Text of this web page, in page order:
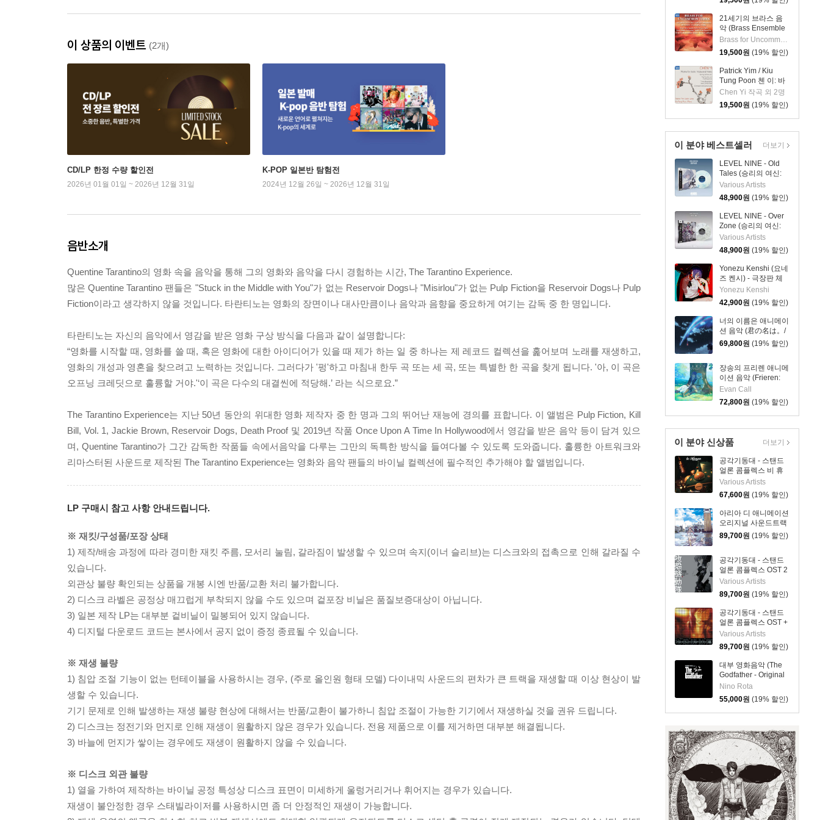
21세기의 브라스 음
악 (Brass Ensemble
Music - 21st Century)Brass for Uncommon Times 실내악
19,500원 (19% 할인)
Patrick Yim / Kiu
Tung Poon 첸 이: 바
이올린, 비올라, 피아
노 작품집 (Chen Yi:
Works For Violin,
Viola And Piano)
Chen Yi 작곡 외 2명
19,500원 (19% 할인)
이 분야 베스트셀러
LEVEL NINE - Old
Tales (승리의 여신:
니케 OST) [마블 컬러
LP]
Various Artists
48,900원 (19% 할인)
LEVEL NINE - Over
Zone (승리의 여신:
니케 OST) [마블 컬러
LP]
Various Artists
48,900원 (19% 할인)
Yonezu Kenshi (요네
즈 켄시) - 극장판 체
인소 맨: 레제편 주제
곡 IRIS OUT / JANE
DOE [LP]
Yonezu Kenshi
42,900원 (19% 할인)
너의 이름은 애니메이
션 음악 (君の名は。/
your name. OST by
69,800원 (19% 할인)
장송의 프리렌 애니메
이션 음악 (Frieren:
Beyond Journey's
End - Original
Soundtrack) [블루 &
그린 컬러 2LP]
Evan Call
72,800원 (19% 할인)
더보기
이 분야 신상품
공각기동대 - 스탠드
얼론 콤플렉스 비 휴
먼 애니메이션 음악
(Ghost In The Shell
STAND ALONE
COMPLEX be
Human) [2LP]
Various Artists
67,600원 (19% 할인)
아리아 디 애니메이션
오리지널 사운드트랙
(ARIA The
edition)[2LP]
89,700원 (19% 할인)
공각기동대 - 스탠드
얼론 콤플렉스 OST 2
애니메이션 음악
(Ghost In The Shell
STAND ALONE
COMPLEX O.S.T.2)
[2LP]
Various Artists
89,700원 (19% 할인)
공각기동대 - 스탠드
얼론 콤플렉스 OST +
애니메이션 음악
(Ghost In The Shell
STAND ALONE
COMPLEX O.S.T.＋)
[2LP]
Various Artists
89,700원 (19% 할인)
대부 영화음악 (The
Godfather - Original
Picture Soundtrack)
[LP]
Nino Rota
55,000원 (19% 할인)
더보기
이 상품의 이벤트 (2개)
CD/LP 한정 수량 할인전
2026년 01월 01일 ~ 2026년 12월 31일
K-POP 일본반 탐험전
2024년 12월 26일 ~ 2026년 12월 31일
음반소개
Quentine Tarantino의 영화 속을 음악을 통해 그의 영화와 음악을 다시 경험하는 시간, The Tarantino Experience.
많은 Quentine Tarantino 팬들은 "Stuck in the Middle with You"가 없는 Reservoir Dogs나 "Misirlou"가 없는 Pulp Fiction을 Reservoir Dogs나 Pulp
Fiction이라고 생각하지 않을 것입니다. 타란티노는 영화의 장면이나 대사만큼이나 음악과 음향을 중요하게 여기는 감독 중 한 명입니다.
타란티노는 자신의 음악에서 영감을 받은 영화 구상 방식을 다음과 같이 설명합니다:
“영화를 시작할 때, 영화를 쓸 때, 혹은 영화에 대한 아이디어가 있을 때 제가 하는 일 중 하나는 제 레코드 컬렉션을 훑어보며 노래를 재생하고,
영화의 개성과 영혼을 찾으려고 노력하는 것입니다. 그러다가 '펑'하고 마침내 한두 곡 또는 세 곡, 또는 특별한 한 곡을 찾게 됩니다. '아, 이 곡은
오프닝 크레딧으로 훌륭할 거야.'‘이 곡은 다수의 대결씬에 적당해.’ 라는 식으로요.”
The Tarantino Experience는 지난 50년 동안의 위대한 영화 제작자 중 한 명과 그의 뛰어난 재능에 경의를 표합니다. 이 앨범은 Pulp Fiction, Kill
Bill, Vol. 1, Jackie Brown, Reservoir Dogs, Death Proof 및 2019년 작품 Once Upon A Time In Hollywood에서 영감을 받은 음악 등이 담겨 있으
며, Quentine Tarantino가 그간 감독한 작품들 속에서음악을 다루는 그만의 독특한 방식을 들여다볼 수 있도록 도와줍니다. 훌륭한 아트워크와
리마스터된 사운드로 제작된 The Tarantino Experience는 영화와 음악 팬들의 바이닐 컬렉션에 필수적인 추가해야 할 앨범입니다.
LP 구매시 참고 사항 안내드립니다.
※ 재킷/구성품/포장 상태
1) 제작/배송 과정에 따라 경미한 재킷 주름, 모서리 눌림, 갈라짐이 발생할 수 있으며 속지(이너 슬리브)는 디스크와의 접촉으로 인해 갈라질 수
있습니다.
외관상 불량 확인되는 상품을 개봉 시엔 반품/교환 처리 불가합니다.
2) 디스크 라벨은 공정상 매끄럽게 부착되지 않을 수도 있으며 겉포장 비닐은 품질보증대상이 아닙니다.
3) 일본 제작 LP는 대부분 겉비닐이 밀봉되어 있지 않습니다.
4) 디지털 다운로드 코드는 본사에서 공지 없이 증정 종료될 수 있습니다.
※ 재생 불량
1) 침압 조절 기능이 없는 턴테이블을 사용하시는 경우, (주로 올인원 형태 모델) 다이내믹 사운드의 편차가 큰 트랙을 재생할 때 이상 현상이 발
생할 수 있습니다.
기기 문제로 인해 발생하는 재생 불량 현상에 대해서는 반품/교환이 불가하니 침압 조절이 가능한 기기에서 재생하실 것을 권유 드립니다.
2) 디스크는 정전기와 먼지로 인해 재생이 원활하지 않은 경우가 있습니다. 전용 제품으로 이를 제거하면 대부분 해결됩니다.
3) 바늘에 먼지가 쌓이는 경우에도 재생이 원활하지 않을 수 있습니다.
※ 디스크 외관 불량
1) 열을 가하여 제작하는 바이닐 공정 특성상 디스크 표면이 미세하게 울렁거리거나 휘어지는 경우가 있습니다.
재생이 불안정한 경우 스태빌라이저를 사용하시면 좀 더 안정적인 재생이 가능합니다.